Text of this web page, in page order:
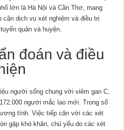
lớn là Hà Nội và Cần Thơ, mang
dịch vụ xét nghiệm và điều trị
quận và huyện.
đoán và điều
người sống chung với viêm gan C,
người mắc lao mới. Trong số
tính. Việc tiếp cận với các xét
gặp khó khăn, chủ yếu do các xét